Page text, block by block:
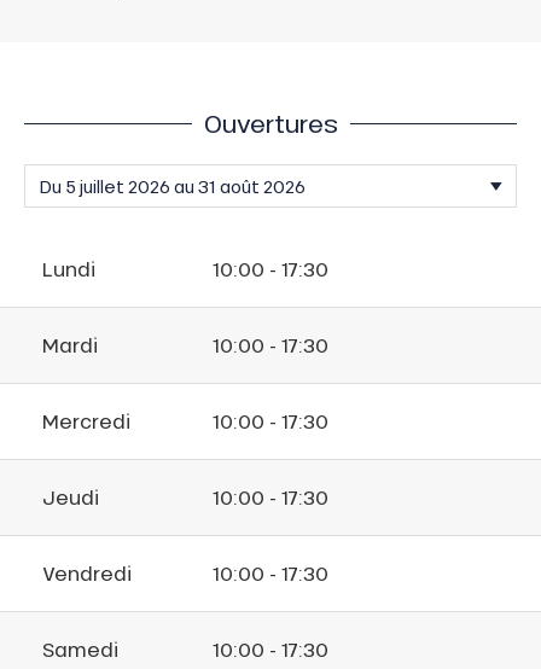
Ouvertures
Lundi 10:00 - 17:30
Mardi 10:00 - 17:30
Mercredi 10:00 - 17:30
Jeudi 10:00 - 17:30
Vendredi 10:00 - 17:30
Samedi 10:00 - 17:30